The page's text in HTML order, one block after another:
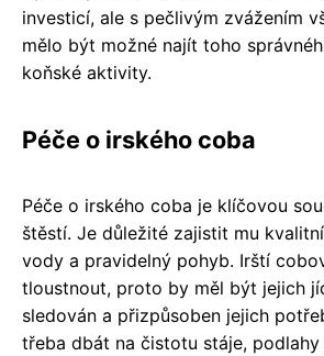
investicí, ale s pečlivým zvážením
mělo být možné najít toho
koňské aktivity.
Péče o irského coba
Péče o irského coba je klíčovou
štěstí. Je důležité zajistit mu
vody a pravidelný pohyb. Irští
tloustnout, proto by měl být jejich
sledován a přizpůsoben jejich
třeba dbát na čistotu stáje,